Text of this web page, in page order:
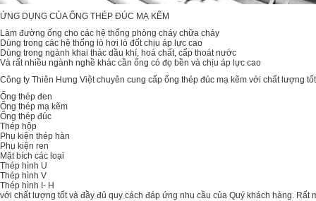
ỨNG DỤNG CỦA ỐNG THÉP ĐÚC MẠ KẼM
Làm đường ống cho các hệ thống phòng cháy chữa cháy
Dùng trong các hệ thống lò hơi lò đốt chịu áp lực cao
Dùng trong ngành khai thác dầu khí, hoá chất, cấp thoát nước
Và rất nhiều ngành nghề khác cần ống có đọ bền và chịu áp lực cao
Công ty Thiên Hưng Việt chuyên cung cấp ống thép đúc mạ kẽm với chất lượng
Ống thép đen
Ống thép mạ kẽm
Ống thép đúc
Thép hộp
Phụ kiện thép hàn
Phụ kiện ren
Mặt bích các loại
Thép hình U
Thép hình V
Thép hình I- H
với chất lượng tốt và đầy đủ quy cách đáp ứng nhu cầu của Quý khách hàng.